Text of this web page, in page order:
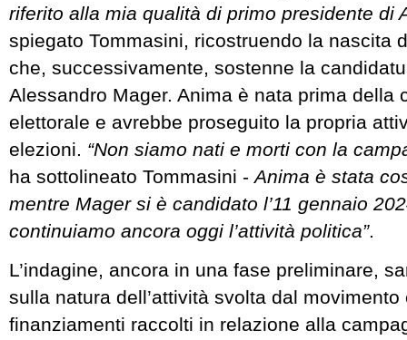
riferito alla mia qualità di primo presidente di
spiegato Tommasini, ricostruendo la nascita
che, successivamente, sostenne la
Alessandro Mager. Anima è nata prima della
elettorale e avrebbe proseguito la propria
elezioni. “Non siamo nati e morti con la
ha sottolineato Tommasini - Anima è stata
mentre Mager si è candidato l’11 gennaio
continuiamo ancora oggi l’attività politica”.
L’indagine, ancora in una fase preliminare,
sulla natura dell’attività svolta dal movimento
finanziamenti raccolti in relazione alla